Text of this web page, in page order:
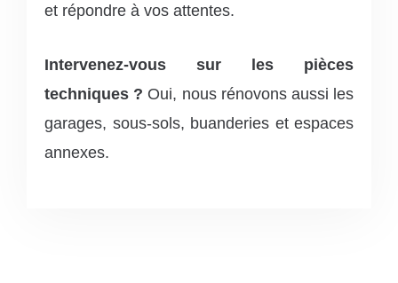
et répondre à vos attentes.
Intervenez-vous sur les pièces
techniques ? Oui, nous rénovons aussi les
garages, sous-sols, buanderies et espaces
annexes.